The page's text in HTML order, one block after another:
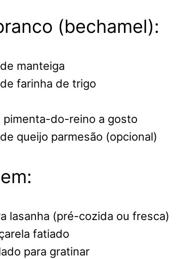
(bechamel):
manteiga
farinha de trigo
pimenta-do-reino a gosto
queijo parmesão (opcional)
lasanha (pré-cozida ou fresca)
fatiado
para gratinar